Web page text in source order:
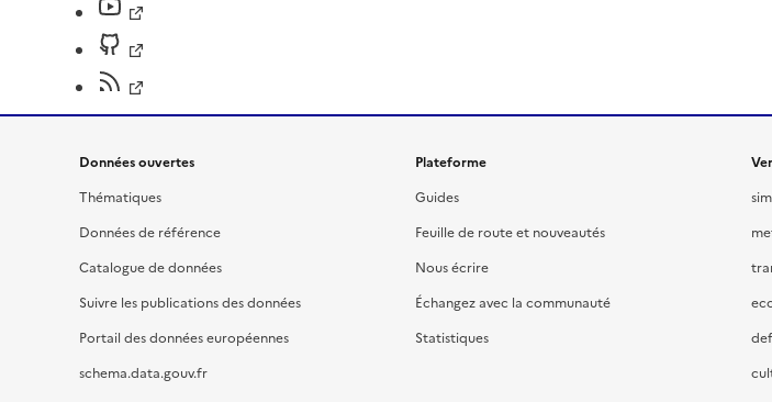
Données ouvertes
Thématiques
Données de référence
Catalogue de données
Suivre les publications des données
Portail des données européennes
schema.data.gouv.fr
Plateforme
Guides
Feuille de route et nouveautés
Nous écrire
Échangez avec la communauté
Statistiques